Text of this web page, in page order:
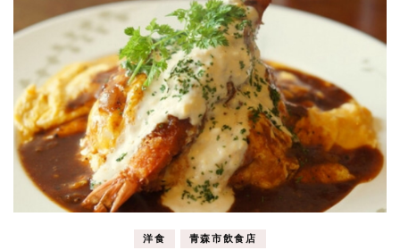
洋食 青森市飲食店